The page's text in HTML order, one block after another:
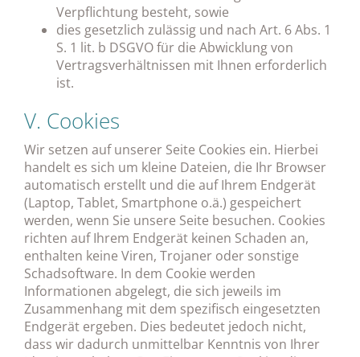
Verpflichtung besteht, sowie
dies gesetzlich zulässig und nach Art. 6 Abs. 1
S. 1 lit. b DSGVO für die Abwicklung von
Vertragsverhältnissen mit Ihnen erforderlich
ist.
V. Cookies
Wir setzen auf unserer Seite Cookies ein. Hierbei
handelt es sich um kleine Dateien, die Ihr Browser
automatisch erstellt und die auf Ihrem Endgerät
(Laptop, Tablet, Smartphone o.ä.) gespeichert
werden, wenn Sie unsere Seite besuchen. Cookies
richten auf Ihrem Endgerät keinen Schaden an,
enthalten keine Viren, Trojaner oder sonstige
Schadsoftware. In dem Cookie werden
Informationen abgelegt, die sich jeweils im
Zusammenhang mit dem spezifisch eingesetzten
Endgerät ergeben. Dies bedeutet jedoch nicht,
dass wir dadurch unmittelbar Kenntnis von Ihrer